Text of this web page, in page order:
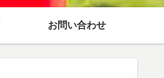
お問い合わせ